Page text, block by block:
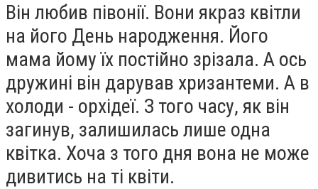
Він любив півонії. Вони якраз квітли
на його День народження. Його
мама йому їх постійно зрізала. А ось
дружині він дарував хризантеми. А в
холоди - орхідеї. З того часу, як він
загинув, залишилась лише одна
квітка. Хоча з того дня вона не може
дивитись на ті квіти.